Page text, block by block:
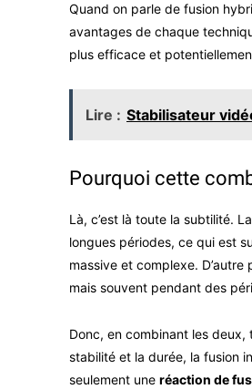
Quand on parle de fusion
avantages de chaque
plus efficace et
Lire : Stabilisateur
Pourquoi cette
Là, c’est là toute la subtilité.
longues périodes, ce qui est
massive et complexe.
mais souvent pendant des
Donc, en combinant les
stabilité et la durée, la fusion
seulement une réaction de